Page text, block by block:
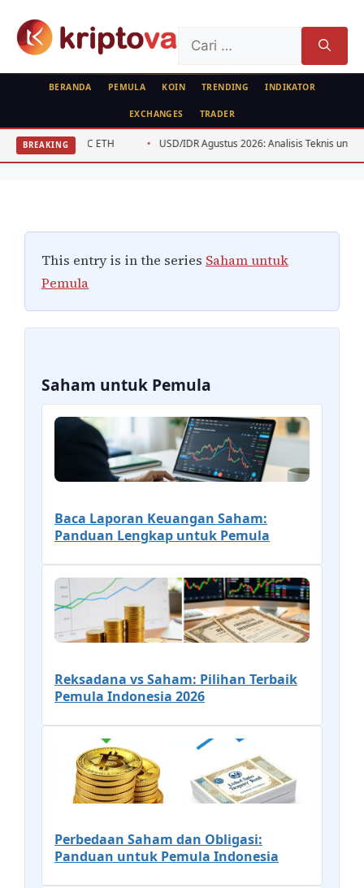
untuk:
BERANDA PEMULA KOIN TRENDING INDIKATOR
EXCHANGES TRADER
BREAKING
USD/IDR Agustus 2026: Analisis Teknis untuk Swing Trader
Cara Investasi Saham Crowdfunding
Indonesia Tahun 2026
This entry is in the series Saham untuk
Pemula
Saham untuk Pemula
Baca Laporan Keuangan Saham:
Panduan Lengkap untuk Pemula
Reksadana vs Saham: Pilihan Terbaik
Pemula Indonesia 2026
Perbedaan Saham dan Obligasi:
Panduan untuk Pemula Indonesia